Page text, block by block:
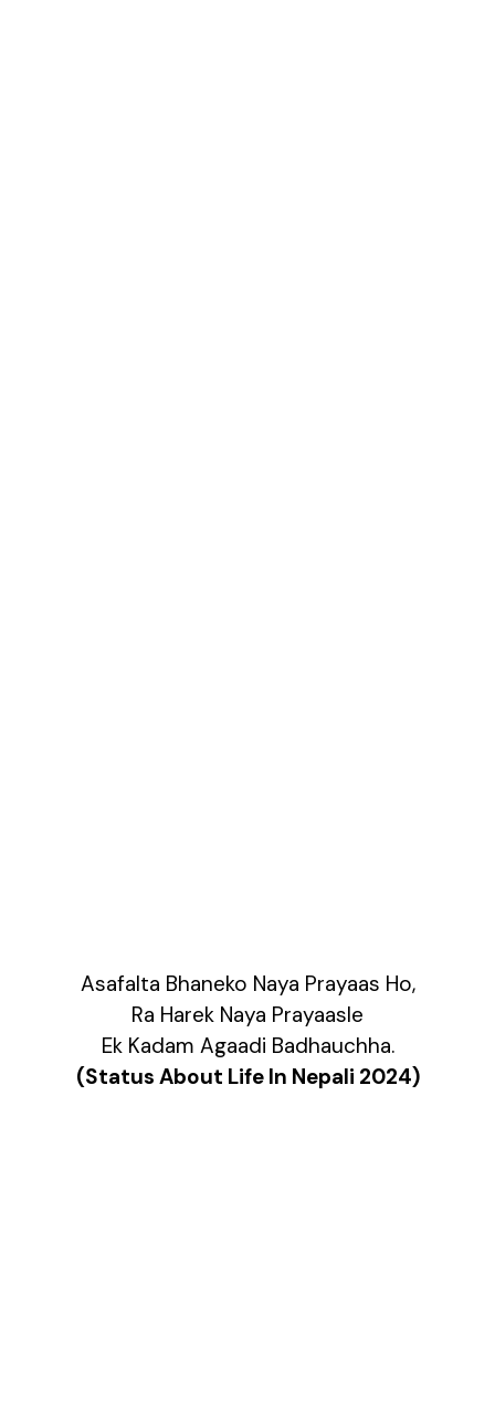
Asafalta Bhaneko Naya Prayaas Ho,
Ra Harek Naya Prayaasle
Ek Kadam Agaadi Badhauchha.
(Status About Life In Nepali 2024)